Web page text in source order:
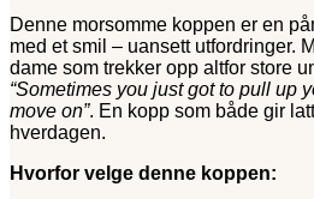
Denne morsomme koppen er en
med et smil – uansett utfordringer.
dame som trekker opp altfor store
“Sometimes you just got to pull up
move on”. En kopp som både gir
hverdagen.
Hvorfor velge denne koppen: